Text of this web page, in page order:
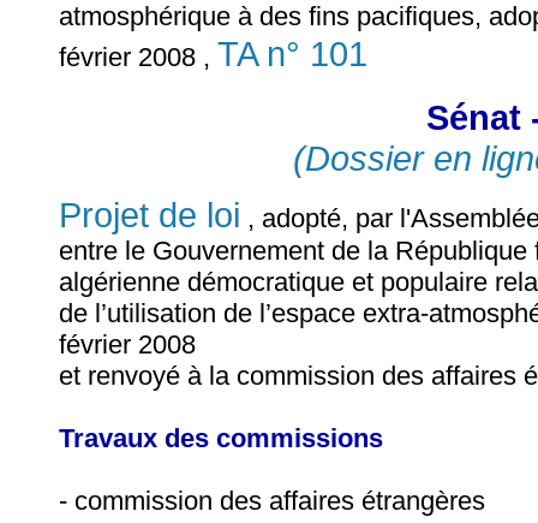
atmosphérique à des fins pacifiques,
février 2008 , TA n° 101
Sénat
(Dossier en
Projet de loi , adopté, par
entre le Gouvernement de la
algérienne démocratique et populaire
de l’utilisation de l’espace extra-
février 2008
et renvoyé à la commission des affaires
Travaux des commissions
- commission des affaires étrangères